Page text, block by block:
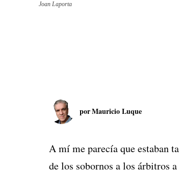
Joan Laporta
porMauricio Luque
A mí me parecía que estaban
de los sobornos a los árbitros